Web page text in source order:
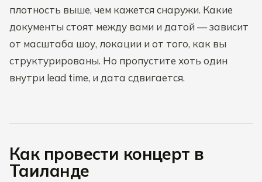
плотность выше, чем кажется снаружи. Какие
документы стоят между вами и датой — зависит
от масштаба шоу, локации и от того, как вы
структурированы. Но пропустите хоть один
внутри lead time, и дата сдвигается.
Как провести концерт в
Таиланде